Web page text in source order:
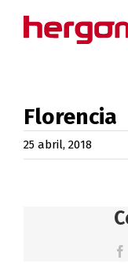
Florencia
25 abril, 2018